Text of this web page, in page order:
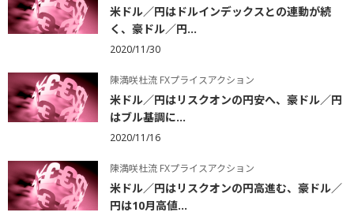
米ドル／円はドルインデックスとの連動が続
く、豪ドル／円...
2020/11/30
陳満咲杜流 FXプライスアクション
米ドル／円はリスクオンの円安へ、豪ドル／円
はブル基調に...
2020/11/16
陳満咲杜流 FXプライスアクション
米ドル／円はリスクオンの円高進む、豪ドル／
円は10月高値...